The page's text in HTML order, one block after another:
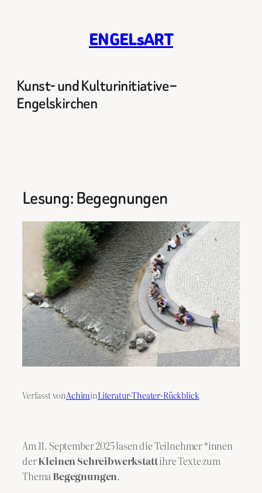
ENGELsART
Kunst- und Kulturinitiative –
Engelskirchen
Lesung: Begegnungen
Verfasst vonAchiminLiteratur-Theater-Rückblick
Am 11. September 2025 lasen die Teilnehmer *innen
derKleinen Schreibwerkstattihre Texte zum
Thema Begegnungen.